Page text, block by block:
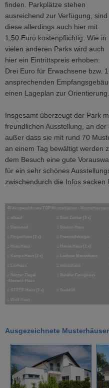
finden. Parkplätze stehen
ausreichend zur Verfügung, sind
diese allerdings auch hier mit
1,50 Euro kostenpflichtig. Wie in
vielen anderen Parks wird auch
hier ein Eintrittspreis erhoben:
Drei Euro für Erwachsene bzw.
ansprechenden
einen Lageplan zur Orientierung.
Insgesamt überzeugt der Park
freundlichen Ausstellung, an der
außer dass sie mit rund 70
an einem Tag bewältigt werden
dem Besuch eine gute
für ein sehr schönes
zwischendurch die Infos sacken
45 Ausgezeichnete TOP Musterhäuser -
⌂ allkauf ⌂ Bien Zenker (3 x)
⌂ Danwood ⌂ Davinci Haus
⌂ FingerHaus (2 x) ⌂ Frammelsberger
⌂ Haas Haus ⌂ Hanse Haus (2 x)
⌂ Kampa Haus (2 x) ⌂ Lechner Massivhaus
⌂ Luxhaus ⌂ massahaus
⌂ Rötzer-Ziegel
-Element-Haus
⌂ Schäfer Fertighaus
⌂ STREIF Haus (2 x) ⌂ Suckfüll
⌂ Wolf Haus
Ausgezeichnete